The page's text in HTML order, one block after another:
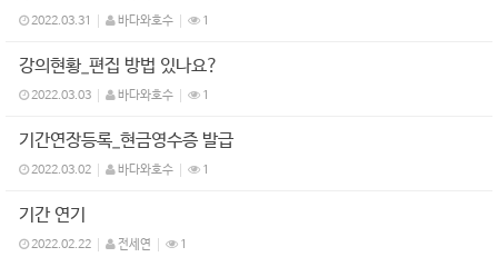
2022.03.31 바다와호수 1
강의현황_편집 방법 있나요?
2022.03.03 바다와호수 1
기간연장등록_현금영수증 발급
2022.03.02 바다와호수 1
기간 연기
2022.02.22 전세연 1